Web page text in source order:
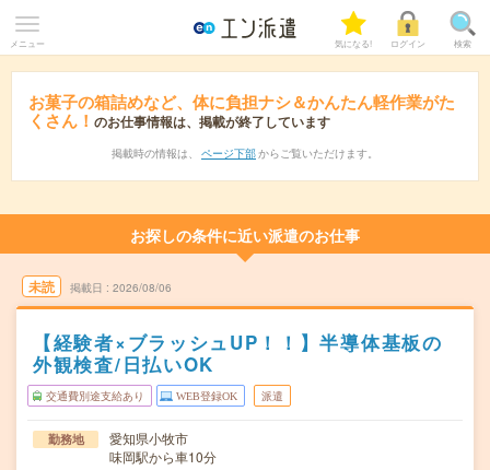
メニュー 気になる! ログイン 検索
お菓子の箱詰めなど、体に負担ナシ＆かんたん軽作業がた
くさん！ のお仕事情報は、掲載が終了しています
掲載時の情報は、 ページ下部 からご覧いただけます。
お探しの条件に近い派遣のお仕事
未読 掲載日 2026/08/06
【経験者×ブラッシュUP！！】半導体基板の
外観検査/日払いOK
交通費別途支給あり WEB登録OK 派遣
勤務地
愛知県小牧市
味岡駅から車10分